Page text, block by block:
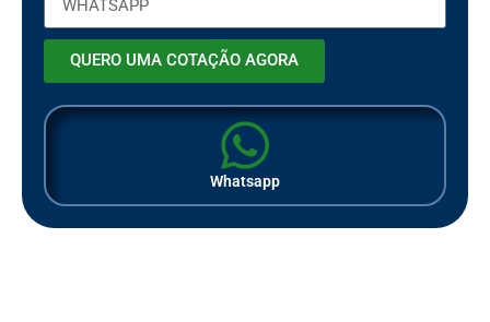
QUERO UMA COTAÇÃO AGORA
Whatsapp